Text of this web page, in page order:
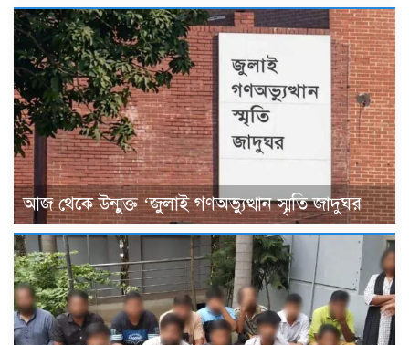
আজ থেকে উন্মুক্ত ‘জুলাই গণঅভ্যুত্থান স্মৃতি জাদুঘর